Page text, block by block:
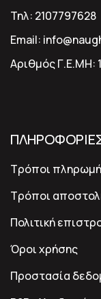
Τηλ: 2107797628
Email:
Αριθμός Γ.Ε.ΜΗ:
Τρόποι
Τρόποι
Πολιτική
Όροι χρήσης
Προστασία